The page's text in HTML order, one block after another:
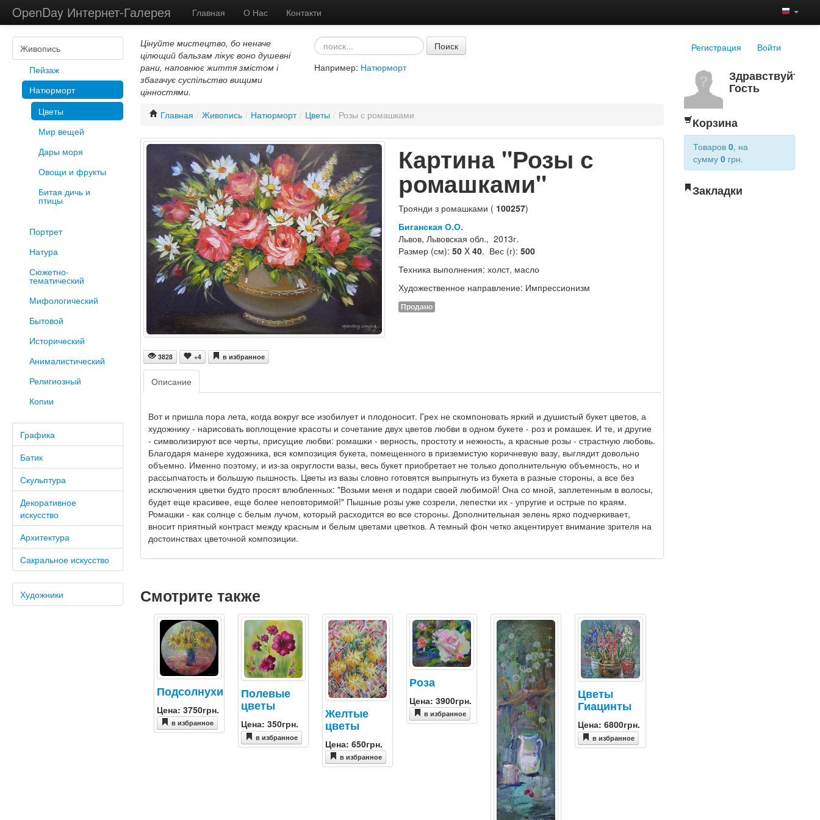
OpenDay Интернет-Галерея Главная О Нас Контакти
Живопись
Пейзаж
Натюрморт
Цветы
Мир вещей
Дары моря
Овощи и фрукты
Битая дичь и
птицы
Портрет
Натура
Сюжетно-
тематический
Мифологический
Бытовой
Исторический
Анималистический
Религиозный
Копии
Графика
Батик
Скульптура
Декоративное
искусство
Архитектура
Сакральное искусство
Художники
Цінуйте мистецтво, бо неначе
цілющий бальзам лікує воно душевні
рани, наповнює життя змістом і
збагачує суспільство вищими
цінностями.
Поиск
Например: Натюрморт
Главная / Живопись / Натюрморт / Цветы / Розы с ромашками
3828 +4 в избранное
Картина "Розы с
ромашками"
Троянди з ромашками ( 100257)
Биганская О.О.
Львов, Львовская обл., 2013г.
Размер (см): 50X 40. Вес (г): 500
Техника выполнения: холст, масло
Художественное направление: Импрессионизм
Продано
Описание
Вот и пришла пора лета, когда вокруг все изобилует и плодоносит. Грех не скомпоновать яркий и душистый букет цветов, а
художнику - нарисовать воплощение красоты и сочетание двух цветов любви в одном букете - роз и ромашек. И те, и другие
- символизируют все черты, присущие любви: ромашки - верность, простоту и нежность, а красные розы - страстную любовь.
Благодаря манере художника, вся композиция букета, помещенного в приземистую коричневую вазу, выглядит довольно
объемно. Именно поэтому, и из-за округлости вазы, весь букет приобретает не только дополнительную объемность, но и
рассыпчатость и большую пышность. Цветы из вазы словно готовятся выпрыгнуть из букета в разные стороны, а все без
исключения цветки будто просят влюбленных: "Возьми меня и подари своей любимой! Она со мной, заплетенным в волосы,
будет еще красивее, еще более неповторимой!" Пышные розы уже созрели, лепестки их - упругие и острые по краям.
Ромашки - как солнце с белым лучом, который расходится во все стороны. Дополнительная зелень ярко подчеркивает,
вносит приятный контраст между красным и белым цветами цветков. А темный фон четко акцентирует внимание зрителя на
достоинствах цветочной композиции.
Смотрите также
Подсолнухи
Цена: 3750грн.
в избранное
Полевые
цветы
Цена: 350грн.
в избранное
Желтые
цветы
Цена: 650грн.
в избранное
Роза
Цена: 3900грн.
в избранное
Цветы
Гиацинты
Цена: 6800грн.
в избранное
Регистрация Войти
Здравствуйте,
Гость
Корзина
Товаров0, на
сумму0 грн.
Закладки